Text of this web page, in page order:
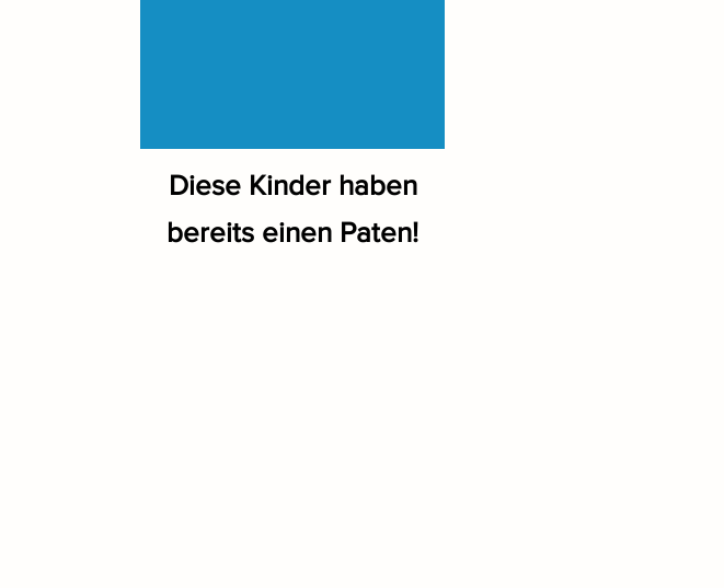
Diese Kinder haben
bereits einen Paten!